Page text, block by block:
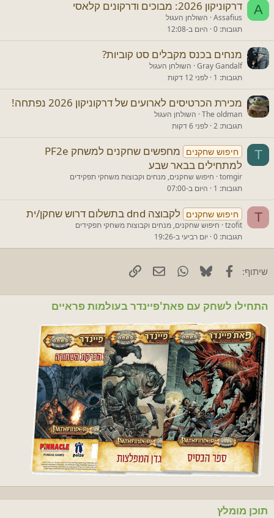
A דרקוניקון 2026: מבוכים ודרקונים קלאסי
Assafius השולחן העגול
תגובות 0 היום ב-12:08
מנחים בכנס מקבלים סט קוביות?
Gray Gandalf השולחן העגול
תגובות 1 לפני 12 דקות
מכירת הכרטיסים לארועים של דרקוניקון 2026 נפתחה!
The oldman השולחן העגול
תגובות 2 לפני 6 דקות
T חיפוש שחקנים
מחפשים שחקנים למשחק PF2e
למתחילים בבאר שבע
tomgir חיפוש שחקנים, מנחים וקבוצות משחקי תפקידים
תגובות 1 היום ב-07:00
T חיפוש שחקנים לקבוצה dnd בתשלום דרוש שחקן/ית
tzofit חיפוש שחקנים, מנחים וקבוצות משחקי תפקידים
תגובות 0 יום רביעי ב-19:26
שיתוף: Facebook
Bluesky
WhatsApp
דוא"ל קישור
התחילו לשחק עם פאת'פיינדר בעולמות פראיים
תוכן מומלץ